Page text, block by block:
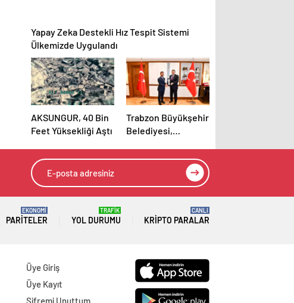
Yapay Zeka Destekli Hız Tespit Sistemi
Ülkemizde Uygulandı
AKSUNGUR, 40 Bin
Feet Yüksekliği Aştı
Trabzon Büyükşehir
Belediyesi,
Ödülleri’nde Başarı
PARITELER
EKONOMİ
YOL DURUMU
TRAFİK
KRIPTO PARALAR
CANLI
Üye Giriş
Üye Kayıt
Şifremi Unuttum